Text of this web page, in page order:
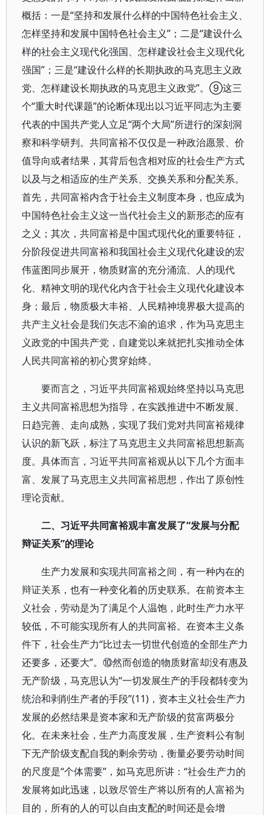
概括：一是“坚持和发展什么样的中国特色社会主义、
怎样坚持和发展中国特色社会主义”；二是“建设什么
样的社会主义现代化强国、怎样建设社会主义现代化
强国”；三是“建设什么样的长期执政的马克思主义政
党、怎样建设长期执政的马克思主义政党”。⑨这三
个“重大时代课题”的论断体现出以习近平同志为主要
代表的中国共产党人立足“两个大局”所进行的深刻洞
察和科学研判。共同富裕不仅仅是一种政治愿景、价
值导向或者结果，其背后包含相对应的社会生产方式
以及与之相适应的生产关系、交换关系和分配关系。
首先，共同富裕内含于社会主义制度本身，也应成为
中国特色社会主义这一当代社会主义的新形态的应有
之义；其次，共同富裕是中国式现代化的重要特征，
分阶段促进共同富裕和我国社会主义现代化建设的宏
伟蓝图同步展开，物质财富的充分涌流、人的现代
化、精神文明的现代化内含于社会主义现代化建设本
身；最后，物质极大丰裕、人民精神境界极大提高的
共产主义社会是我们矢志不渝的追求，作为马克思主
义政党的中国共产党，自建党以来就把扎实推动全体
人民共同富裕的初心贯穿始终。
要而言之，习近平共同富裕观始终坚持以马克思
主义共同富裕思想为指导，在实践推进中不断发展、
日趋完善、走向成熟，实现了我们党对共同富裕规律
认识的新飞跃，标注了马克思主义共同富裕思想新高
度。具体而言，习近平共同富裕观从以下几个方面丰
富、发展了马克思主义共同富裕思想，作出了原创性
理论贡献。
二、习近平共同富裕观丰富发展了“发展与分配
辩证关系”的理论
生产力发展和实现共同富裕之间，有一种内在的
辩证关系，也有一种变化着的历史联系。在前资本主
义社会，劳动是为了满足个人温饱，此时生产力水平
较低，不可能实现所有人的共同富裕。在资本主义条
件下，社会生产力“比过去一切世代创造的全部生产力
还要多，还要大”。⑩然而创造的物质财富却没有惠及
无产阶级，马克思认为“一切发展生产的手段都转变为
统治和剥削生产者的手段”(11)，资本主义社会生产力
发展的必然结果是资本家和无产阶级的贫富两极分
化。在未来社会，生产力高度发展，生产资料公有制
下无产阶级支配自我的剩余劳动，衡量必要劳动时间
的尺度是“个体需要”，如马克思所讲：“社会生产力的
发展将如此迅速，以致尽管生产将以所有的人富裕为
目的，所有的人的可以自由支配的时间还是会增